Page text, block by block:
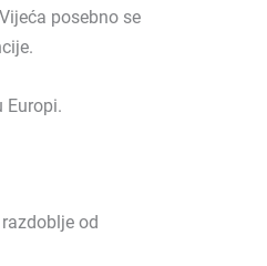
posebno se
Europi.
od